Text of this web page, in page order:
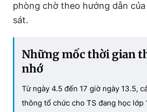
phòng chờ theo hướng dẫn
sát.
Những mốc thời gian
nhớ
Từ ngày 4.5 đến 17 giờ ngày 13.5,
thông tổ chức cho TS đang học lớp